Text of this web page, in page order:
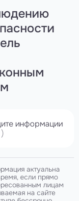
информации
)
актуальна
если прямо
лицам
на сайте